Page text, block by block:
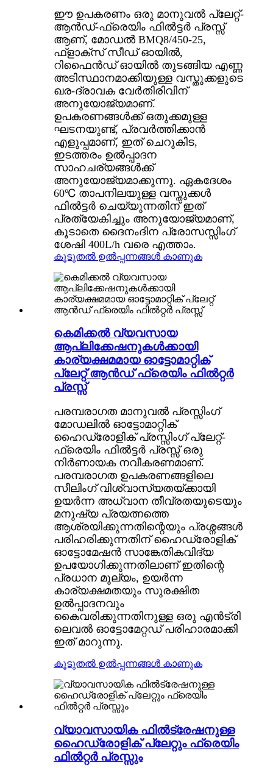
ഈ ഉപകരണം ഒരു മാനുവൽ പ്ലേറ്റ്-
ആൻഡ്-ഫ്രെയിം ഫിൽട്ടർ പ്രസ്സ്
ആണ്, മോഡൽ BMQ8/450-25,
ഫ്ളാക്സ് സീഡ് ഓയിൽ,
റിഫൈൻഡ് ഓയിൽ തുടങ്ങിയ എണ്ണ
അടിസ്ഥാനമാക്കിയുള്ള വസ്തുക്കളുടെ
ഖര-ദ്രാവക വേർതിരിവിന്
അനുയോജ്യമാണ്.
ഉപകരണങ്ങൾക്ക് ഒതുക്കമുള്ള
ഘടനയുണ്ട്, പ്രവർത്തിക്കാൻ
എളുപ്പമാണ്, ഇത് ചെറുകിട,
ഇടത്തരം ഉൽപ്പാദന
സാഹചര്യങ്ങൾക്ക്
അനുയോജ്യമാക്കുന്നു. ഏകദേശം
60℃ താപനിലയുള്ള വസ്തുക്കൾ
ഫിൽട്ടർ ചെയ്യുന്നതിന് ഇത്
പ്രത്യേകിച്ചും അനുയോജ്യമാണ്,
കൂടാതെ ദൈനംദിന പ്രോസസ്സിംഗ്
ശേഷി 400L/h വരെ എത്താം.
കൂടുതൽ ഉൽപ്പന്നങ്ങൾ കാണുക
കെമിക്കൽ വ്യവസായ
ആപ്ലിക്കേഷനുകൾക്കായി
കാര്യക്ഷമമായ ഓട്ടോമാറ്റിക്
പ്ലേറ്റ് ആൻഡ് ഫ്രെയിം ഫിൽറ്റർ
പ്രസ്സ്
പരമ്പരാഗത മാനുവൽ പ്രസ്സിംഗ്
മോഡലിൽ ഓട്ടോമാറ്റിക്
ഹൈഡ്രോളിക് പ്രസ്സിംഗ് പ്ലേറ്റ്-
ഫ്രെയിം ഫിൽട്ടർ പ്രസ്സ് ഒരു
നിർണായക നവീകരണമാണ്.
പരമ്പരാഗത ഉപകരണങ്ങളിലെ
സീലിംഗ് വിശ്വാസ്യതയ്ക്കായി
ഉയർന്ന അധ്വാന തീവ്രതയുടെയും
മനുഷ്യ പ്രയത്നത്തെ
ആശ്രയിക്കുന്നതിന്റെയും പ്രശ്നങ്ങൾ
പരിഹരിക്കുന്നതിന് ഹൈഡ്രോളിക്
ഓട്ടോമേഷൻ സാങ്കേതികവിദ്യ
ഉപയോഗിക്കുന്നതിലാണ് ഇതിന്റെ
പ്രധാന മൂല്യം, ഉയർന്ന
കാര്യക്ഷമതയും സുരക്ഷിത
ഉൽപ്പാദനവും
കൈവരിക്കുന്നതിനുള്ള ഒരു എൻട്രി
ലെവൽ ഓട്ടോമേറ്റഡ് പരിഹാരമാക്കി
ഇത് മാറുന്നു.
കൂടുതൽ ഉൽപ്പന്നങ്ങൾ കാണുക
വ്യാവസായിക ഫിൽട്രേഷനുള്ള
ഹൈഡ്രോളിക് പ്ലേറ്റും ഫ്രെയിം
ഫിൽറ്റർ പ്രസ്സും